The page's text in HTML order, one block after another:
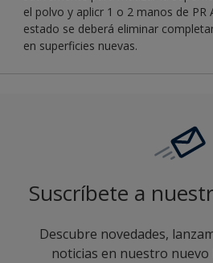
el polvo y aplicr 1 o 2 manos de PR
estado se deberá eliminar
en superficies nuevas.
Suscríbete a
Descubre novedades,
noticias en nuestro